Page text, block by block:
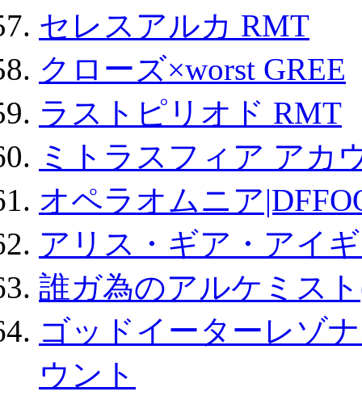
セレスアルカ RMT
クローズ×worst GREE
ラストピリオド RMT
ミトラスフィア アカ
オペラオムニア
アリス・ギア・アイ
誰ガ為のアルケミス
ゴッドイーターレゾ
ウント